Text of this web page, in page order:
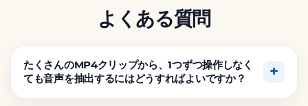
よくある質問
たくさんのMP4クリップから、1つずつ操作しなく
ても音声を抽出するにはどうすればよいですか？